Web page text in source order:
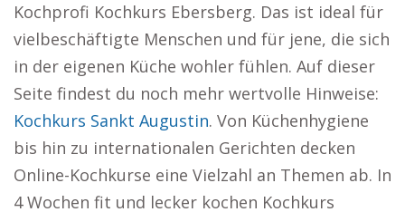
Kochprofi Kochkurs Ebersberg. Das ist ideal für
vielbeschäftigte Menschen und für jene, die sich
in der eigenen Küche wohler fühlen. Auf dieser
Seite findest du noch mehr wertvolle Hinweise:
Kochkurs Sankt Augustin. Von Küchenhygiene
bis hin zu internationalen Gerichten decken
Online-Kochkurse eine Vielzahl an Themen ab. In
4 Wochen fit und lecker kochen Kochkurs